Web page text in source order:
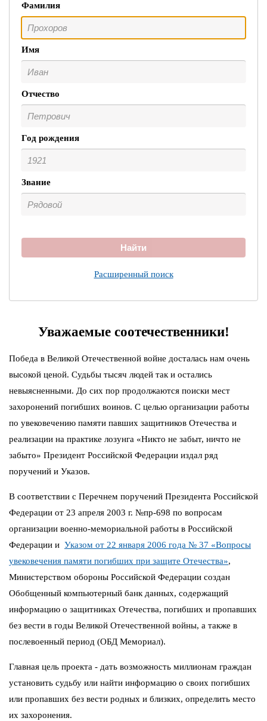
Фамилия
Имя
Отчество
Год рождения
Звание
Найти
Расширенный поиск
Уважаемые соотечественники!
Победа в Великой Отечественной войне досталась нам очень
высокой ценой. Судьбы тысяч людей так и остались
невыясненными. До сих пор продолжаются поиски мест
захоронений погибших воинов. С целью организации работы
по увековечению памяти павших защитников Отечества и
реализации на практике лозунга «Никто не забыт, ничто не
забыто» Президент Российской Федерации издал ряд
поручений и Указов.
В соответствии с Перечнем поручений Президента Российской
Федерации от 23 апреля 2003 г. №пр-698 по вопросам
организации военно-мемориальной работы в Российской
Федерации и Указом от 22 января 2006 года № 37 «Вопросы
увековечения памяти погибших при защите Отечества»,
Министерством обороны Российской Федерации создан
Обобщенный компьютерный банк данных, содержащий
информацию о защитниках Отечества, погибших и пропавших
без вести в годы Великой Отечественной войны, а также в
послевоенный период (ОБД Мемориал).
Главная цель проекта - дать возможность миллионам граждан
установить судьбу или найти информацию о своих погибших
или пропавших без вести родных и близких, определить место
их захоронения.